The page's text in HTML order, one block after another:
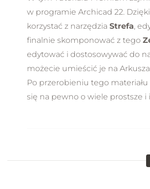
w programie Archicad 22.
korzystać z narzędzia Strefa,
finalnie skomponować z tego
edytować i dostosowywać do
możecie umieścić je na
Po przerobieniu tego
się na pewno o wiele prostsze i